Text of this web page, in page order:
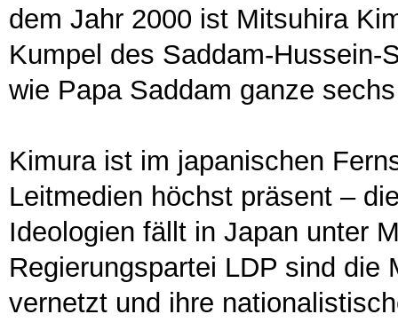
dem Jahr 2000 ist Mitsuhira
Kumpel des Saddam-Hussein-
wie Papa Saddam ganze
Kimura ist im japanischen
Leitmedien höchst präsent –
Ideologien fällt in Japan unter
Regierungspartei LDP sind die
vernetzt und ihre